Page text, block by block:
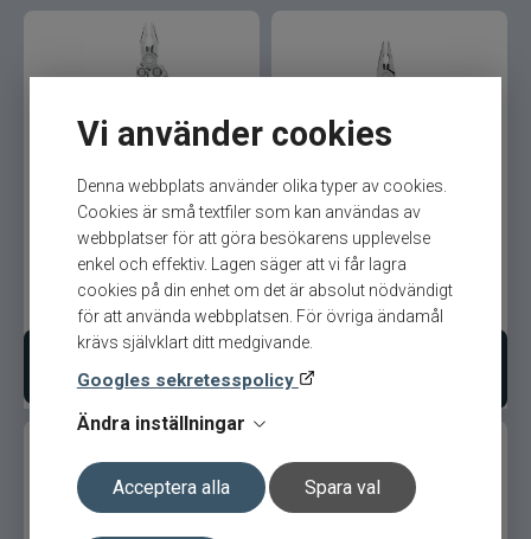
Vi använder cookies
Denna webbplats använder olika typer av cookies.
Cookies är små textfiler som kan användas av
webbplatser för att göra besökarens upplevelse
enkel och effektiv. Lagen säger att vi får lagra
cookies på din enhet om det är absolut nödvändigt
för att använda webbplatsen. För övriga ändamål
krävs självklart ditt medgivande.
Googles sekretesspolicy
Ändra inställningar
Acceptera alla Spara val
Leatherman Skeletool
Multi-Tool
1 099
Leatherman SIDEKICK
Multi-Tool
1 199 kr